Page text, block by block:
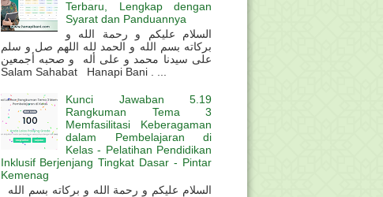
Terbaru, Lengkap dengan
Syarat dan Panduannya
السلام عليكم و رحمة الله و
بركاته بسم الله و الحمد لله اللهم صل و سلم
على سيدنا محمد و على أله و صحبه أجمعين
Salam Sahabat Hanapi Bani . ...
Kunci Jawaban 5.19
Rangkuman Tema 3
Memfasilitasi Keberagaman
dalam Pembelajaran di
Kelas - Pelatihan Pendidikan
Inklusif Berjenjang Tingkat Dasar - Pintar
Kemenag